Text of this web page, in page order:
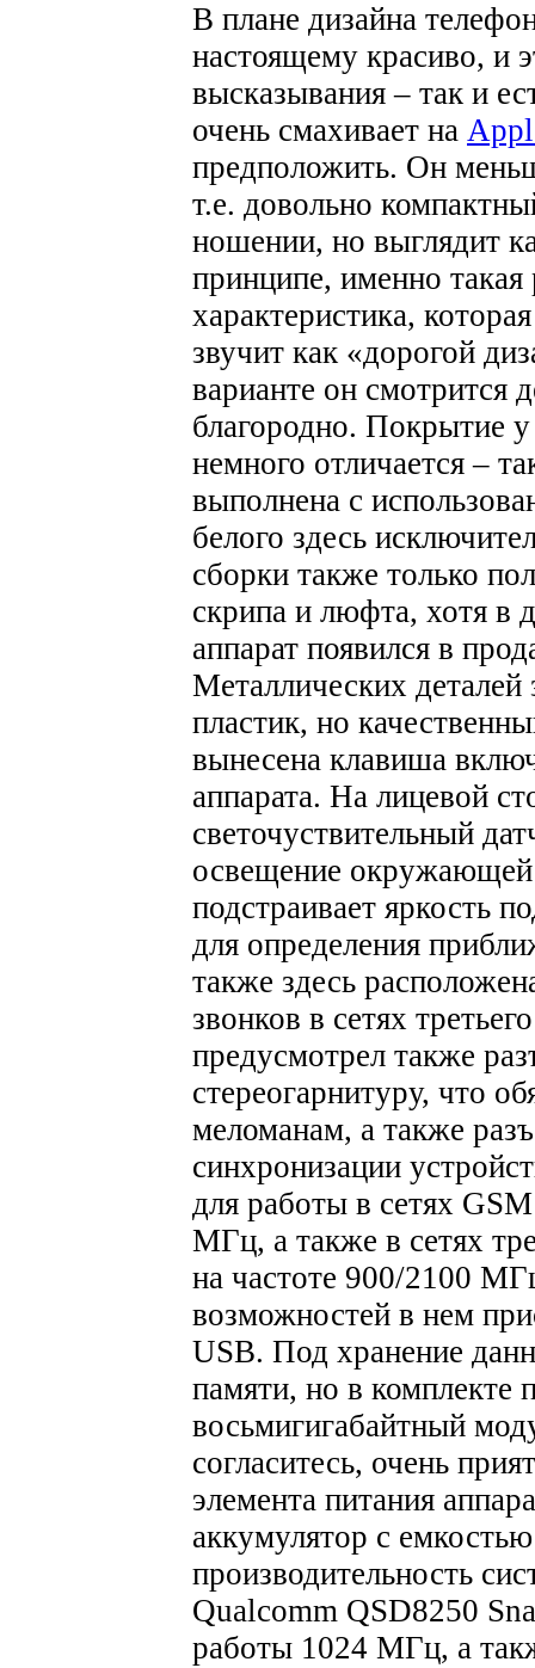
В плане дизайна
настоящему красиво, и
высказывания – так и
очень смахивает на
предположить. Он
т.е. довольно
ношении, но выглядит
принципе, именно
характеристика,
звучит как «дорогой
варианте он смотрится
благородно. Покрытие
немного отличается –
выполнена с
белого здесь
сборки также только
скрипа и люфта, хотя в
аппарат появился в
Металлических деталей
пластик, но
вынесена клавиша
аппарата. На лицевой
светочуствительный
освещение окружающей
подстраивает яркость
для определения
также здесь
звонков в сетях
предусмотрел также
стереогарнитуру, что
меломанам, а также
синхронизации
для работы в сетях
МГц, а также в сетях
на частоте 900/2100
возможностей в нем
USB. Под хранение
памяти, но в комплекте
восьмигигабайтный
согласитесь, очень
элемента питания
аккумулятор с
производительность
Qualcomm QSD8250
работы 1024 МГц, а